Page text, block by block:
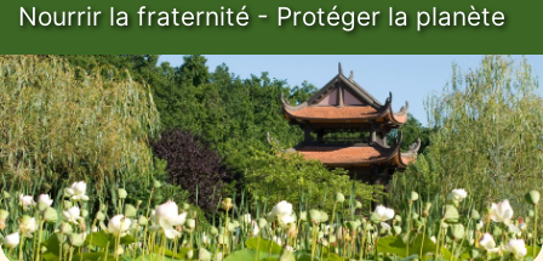
Nourrir la fraternité - Protéger la planète